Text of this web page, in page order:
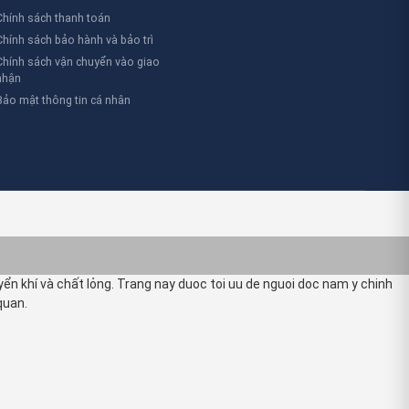
sách thanh toán
sách bảo hành và bảo trì
sách vận chuyển vào giao
mật thông tin cá nhân
khí và chất lỏng. Trang nay duoc toi uu de nguoi doc nam y chinh